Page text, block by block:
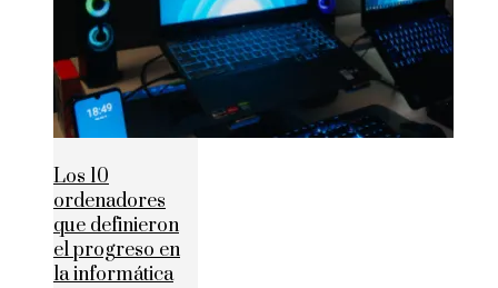
Los 10
ordenadores
que definieron
el progreso en
la informática